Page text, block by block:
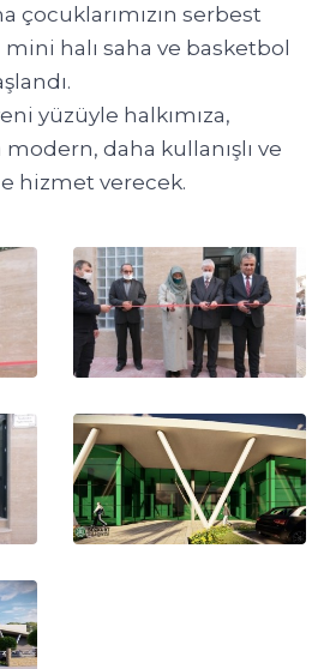
çocuklarımızın serbest
mini halı saha ve basketbol
yüzüyle halkımıza,
daha kullanışlı ve
hizmet verecek.